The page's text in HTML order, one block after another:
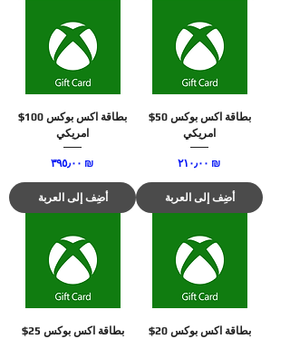
بطاقة اكس بوكس 100$
امريكي
السعر ‏٣٩٥٫٠٠ ₪
أضِف إلى العربة
بطاقة اكس بوكس 50$
امريكي
السعر ‏٢١٠٫٠٠ ₪
أضِف إلى العربة
بطاقة اكس بوكس 25$
بطاقة اكس بوكس 20$